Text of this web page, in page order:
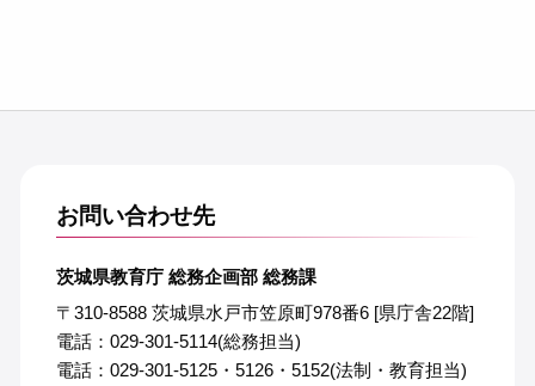
お問い合わせ先
茨城県教育庁 総務企画部 総務課
〒310-8588 茨城県水戸市笠原町978番6 [県庁舎22階]
電話：029-301-5114(総務担当)
電話：029-301-5125・5126・5152(法制・教育担当)